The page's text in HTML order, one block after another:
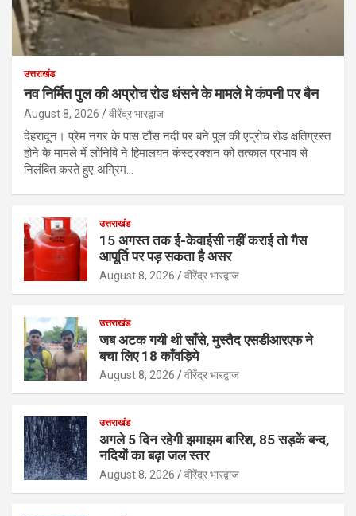
उत्तराखंड
नव निर्मित पुल की अप्रोच रोड धंसने के मामले मे कंपनी पर बैन
August 8, 2026 वीरेंद्र भारद्वाज
देहरादून। प्रेम नगर के पास टौंस नदी पर बने पुल की एप्रोच रोड क्षतिग्रस्त
होने के मामले में लोनिवि ने हिमालयन कंस्ट्रक्शन को तत्काल प्रभाव से
निलंबित करते हुए अग्रिम…
उत्तराखंड
15 अगस्त तक ई-केवाईसी नहीं कराई तो गैस
आपूर्ति पर पड़ सकता है असर
August 8, 2026 वीरेंद्र भारद्वाज
उत्तराखंड
जब अटक गयी थी साँसे, मुस्तैद एसडीआरएफ ने
बचा लिए 18 काँवड़िये
August 8, 2026 वीरेंद्र भारद्वाज
उत्तराखंड
अगले 5 दिन रहेगी झमाझम बारिश, 85 सड़कें बन्द,
नदियों का बढ़ा जल स्तर
August 8, 2026 वीरेंद्र भारद्वाज